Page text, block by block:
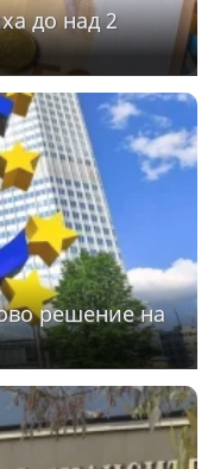
до над 2
решение на